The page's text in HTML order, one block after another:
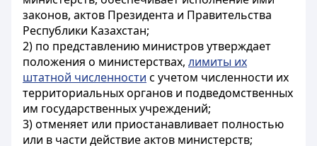
законов, актов Президента и Правительства
Республики Казахстан;
2) по представлению министров утверждает
положения о министерствах, лимиты их
штатной численности с учетом численности их
территориальных органов и подведомственных
им государственных учреждений;
3) отменяет или приостанавливает полностью
или в части действие актов министерств;